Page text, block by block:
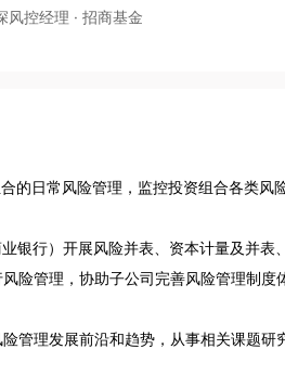
风控经理 · 招商基金
的日常风险管理，监控投资组合各类
银行）开展风险并表、资本计量及并表
险管理，协助子公司完善风险管理制
管理发展前沿和趋势，从事相关课题研